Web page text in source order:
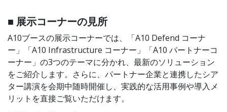
■ 展示コーナーの見所
A10ブースの展示コーナーでは、「A10 Defend コーナ
ー」「A10 Infrastructure コーナー」「A10 パートナーコ
ーナー」の3つのテーマに分かれ、最新のソリューション
をご紹介します。さらに、パートナー企業と連携したシア
ター講演を会期中随時開催し、実践的な活用事例や導入メ
リットを直接ご覧いただけます。